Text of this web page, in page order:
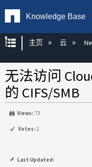
Knowledge Base
扩展/隐缩全局
主页 云
无法访问
的 CIFS/SMB
Views: 73
Votes: 2
Last Updated: